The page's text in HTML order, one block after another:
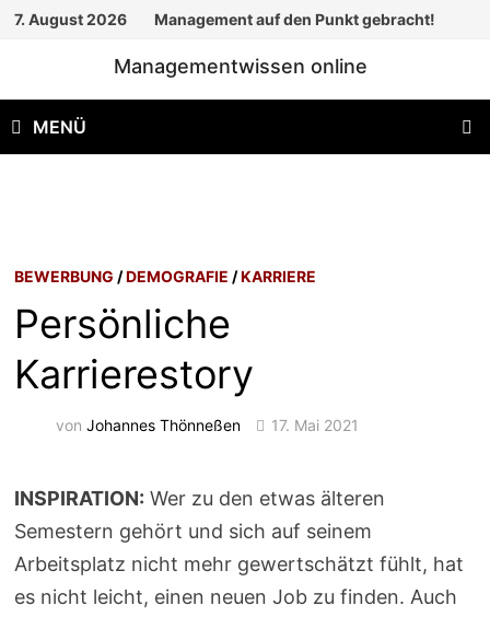
Zum
7. August 2026 Management auf den Punkt gebracht!
Managementwissen online
MENÜ
BEWERBUNG /DEMOGRAFIE /KARRIERE
Persönliche
Karrierestory
vonJohannes Thönneßen 17. Mai 2021
INSPIRATION: Wer zu den etwas älteren
Semestern gehört und sich auf seinem
Arbeitsplatz nicht mehr gewertschätzt fühlt, hat
es nicht leicht, einen neuen Job zu finden. Auch